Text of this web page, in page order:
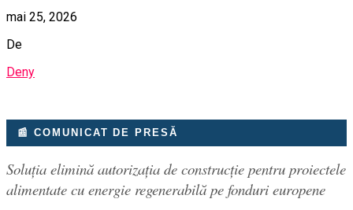
mai 25, 2026
De
Deny
📰 COMUNICAT DE PRESĂ
Soluția elimină autorizația de construcție pentru proiectele
alimentate cu energie regenerabilă pe fonduri europene